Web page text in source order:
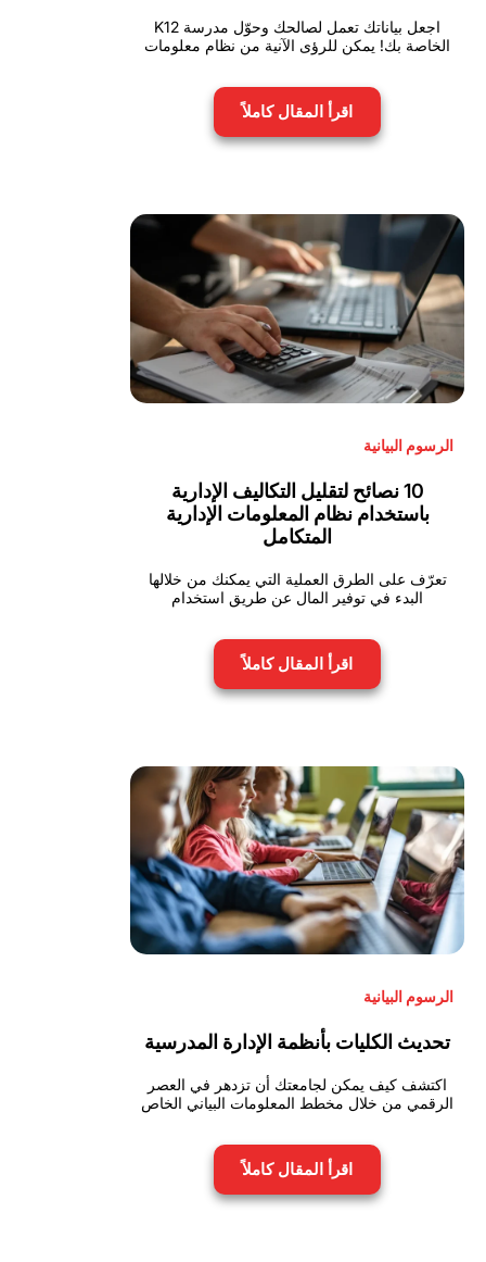
اجعل بياناتك تعمل لصالحك وحوّل مدرسة K12
الخاصة بك! يمكن للرؤى الآنية من نظام معلومات
اقرأ المقال كاملاً
الرسوم البيانية
10 نصائح لتقليل التكاليف الإدارية
باستخدام نظام المعلومات الإدارية
المتكامل
تعرّف على الطرق العملية التي يمكنك من خلالها
البدء في توفير المال عن طريق استخدام
اقرأ المقال كاملاً
الرسوم البيانية
تحديث الكليات بأنظمة الإدارة المدرسية
اكتشف كيف يمكن لجامعتك أن تزدهر في العصر
الرقمي من خلال مخطط المعلومات البياني الخاص
اقرأ المقال كاملاً